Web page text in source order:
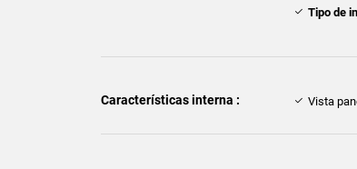
Tipo de
Características interna : Vista